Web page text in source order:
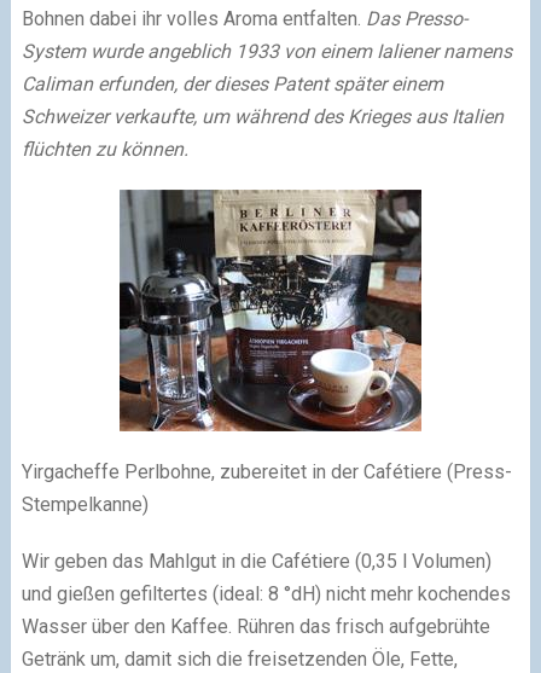
Bohnen dabei ihr volles Aroma entfalten. Das Presso-
System wurde angeblich 1933 von einem Ialiener namens
Caliman erfunden, der dieses Patent später einem
Schweizer verkaufte, um während des Krieges aus Italien
flüchten zu können.
Yirgacheffe Perlbohne, zubereitet in der Cafétiere (Press-
Stempelkanne)
Wir geben das Mahlgut in die Cafétiere (0,35 l Volumen)
und gießen gefiltertes (ideal: 8 °dH) nicht mehr kochendes
Wasser über den Kaffee. Rühren das frisch aufgebrühte
Getränk um, damit sich die freisetzenden Öle, Fette,